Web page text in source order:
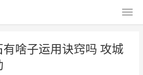
啥子运用诀窍吗 攻城